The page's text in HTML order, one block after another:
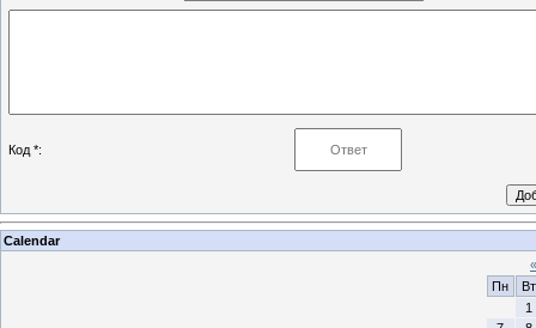
Код *:
Calendar
«
Пн
Вт
1